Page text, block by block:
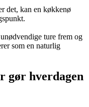
det, kan en køkkenø
ture frem og
som en naturlig
gør hverdagen